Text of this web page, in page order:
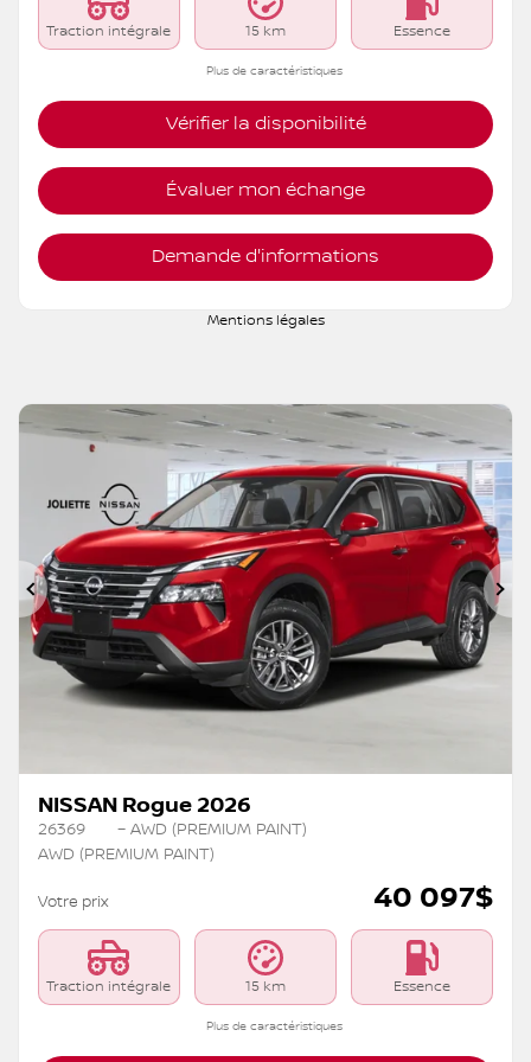
Traction intégrale 15 km Essence
Plus de caractéristiques
Vérifier la disponibilité
Évaluer mon échange
Demande d'informations
Mentions légales
Précédent
NISSAN Rogue 2026
26369
– AWD (PREMIUM PAINT)
AWD (PREMIUM PAINT)
Votre prix 40 097$
Traction intégrale 15 km Essence
Plus de caractéristiques